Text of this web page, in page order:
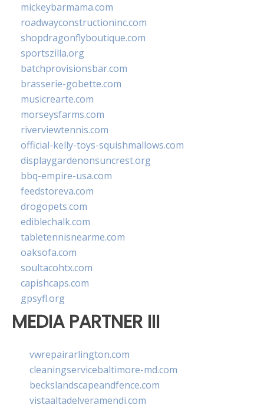
mickeybarmama.com
roadwayconstructioninc.com
shopdragonflyboutique.com
sportszilla.org
batchprovisionsbar.com
brasserie-gobette.com
musicrearte.com
morseysfarms.com
riverviewtennis.com
official-kelly-toys-squishmallows.com
displaygardenonsuncrest.org
bbq-empire-usa.com
feedstoreva.com
drogopets.com
ediblechalk.com
tabletennisnearme.com
oaksofa.com
soultacohtx.com
capishcaps.com
gpsyfl.org
MEDIA PARTNER III
vwrepairarlington.com
cleaningservicebaltimore-md.com
beckslandscapeandfence.com
vistaaltadelveramendi.com